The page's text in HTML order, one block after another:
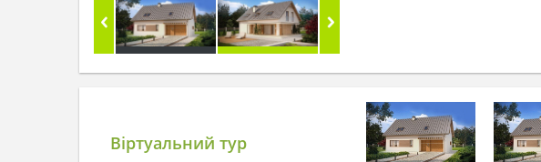
Віртуальний тур